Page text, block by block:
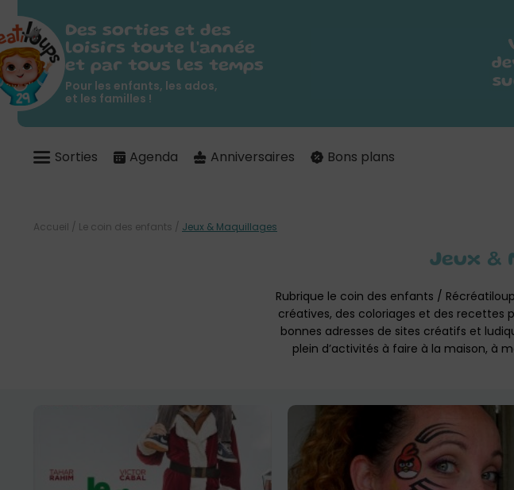
Des sorties et des
loisirs toute l'année
et par tous les temps
Pour les enfants, les ados,
et les familles !
Sorties Agenda Anniversaires Bons plans
Jeux &
Rubrique le coin des enfants /
créatives, des coloriages et des recettes
bonnes adresses de sites créatifs et
plein d’activités à faire à la maison, à
Accueil / Le coin des enfants / Jeux & Maquillages